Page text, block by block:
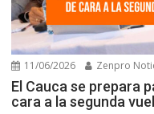
11/06/2026 Zenpro
El Cauca se prepara
cara a la segunda